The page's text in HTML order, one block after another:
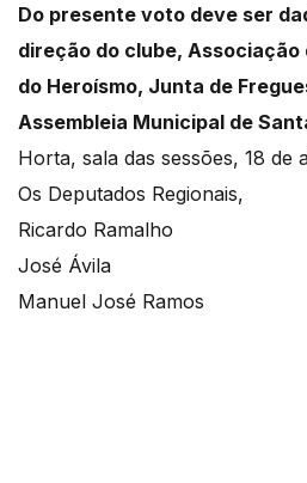
Do presente voto deve ser
direção do clube, Associação
do Heroísmo, Junta de
Assembleia Municipal de
Horta, sala das sessões, 18 de
Os Deputados Regionais,
Ricardo Ramalho
José Ávila
Manuel José Ramos